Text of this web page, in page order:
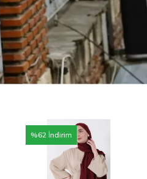
%62 İndirim